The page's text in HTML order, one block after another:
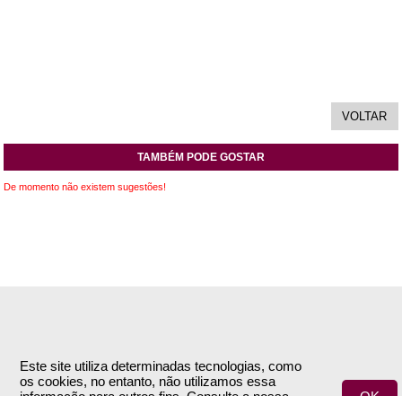
Este site utiliza determinadas tecnologias, como
os cookies, no entanto, não utilizamos essa
TAMBÉM PODE GOSTAR
De momento não existem sugestões!
Empresa
Termos e Condições
Encomendas & Pagamentos
Envio